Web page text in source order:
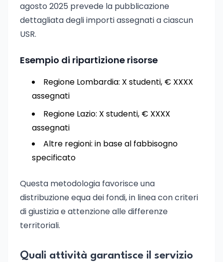
agosto 2025 prevede la pubblicazione
dettagliata degli importi assegnati a ciascun
USR.
Esempio di ripartizione risorse
Regione Lombardia: X studenti, € XXXX
assegnati
Regione Lazio: X studenti, € XXXX
assegnati
Altre regioni: in base al fabbisogno
specificato
Questa metodologia favorisce una
distribuzione equa dei fondi, in linea con criteri
di giustizia e attenzione alle differenze
territoriali.
Quali attività garantisce il servizio